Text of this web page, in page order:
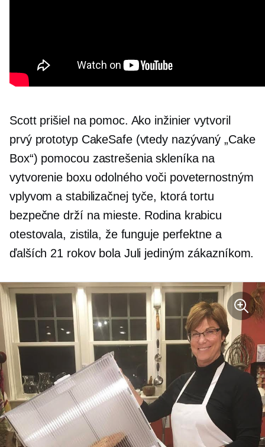
Scott prišiel na pomoc. Ako inžinier vytvoril
prvý prototyp CakeSafe (vtedy nazývaný „Cake
Box“) pomocou zastrešenia skleníka na
vytvorenie boxu odolného voči poveternostným
vplyvom a stabilizačnej tyče, ktorá tortu
bezpečne drží na mieste. Rodina krabicu
otestovala, zistila, že funguje perfektne a
ďalších 21 rokov bola Juli jediným zákazníkom.